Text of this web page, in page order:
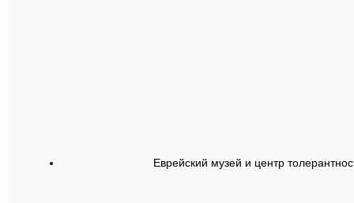
Еврейский музей и центр